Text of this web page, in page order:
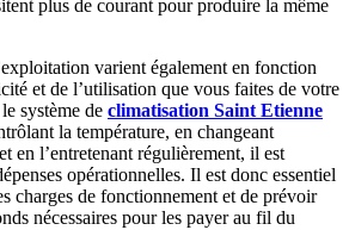
plus de courant pour produire la même
varient également en fonction
et de l’utilisation que vous faites de votre
système de climatisation Saint Etienne
la température, en changeant
en l’entretenant régulièrement, il est
opérationnelles. Il est donc essentiel
charges de fonctionnement et de prévoir
nécessaires pour les payer au fil du